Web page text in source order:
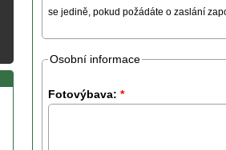
se jedině, pokud požádáte o zaslání
Osobní informace
Fotovýbava: *